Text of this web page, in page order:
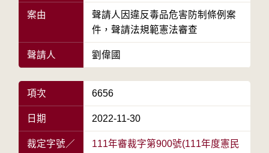
案由
聲請人因違反毒品危害防制條例案
件，聲請法規範憲法審查
聲請人 劉偉國
項次 6656
日期 2022-11-30
裁定字號／
111年審裁字第900號(111年度憲民